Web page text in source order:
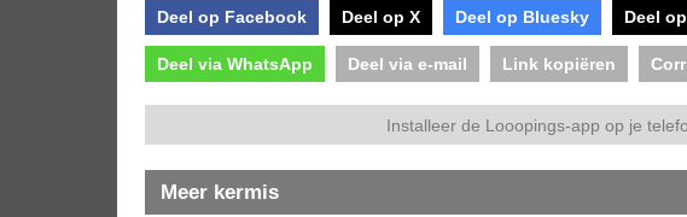
Deel op Facebook Deel op X Deel op Bluesky Deel
Deel via WhatsApp Deel via e-mail Link kopiëren
Installeer de Looopings-app op je
Meer kermis